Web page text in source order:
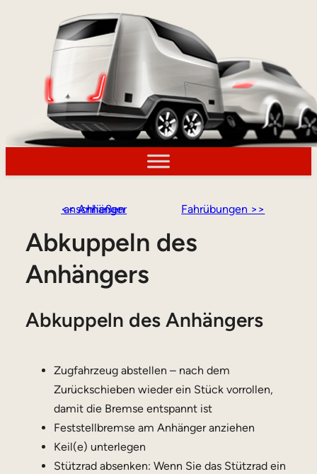
<< Anhänger anschließen Fahrübungen >>
Abkuppeln des
Anhängers
Abkuppeln des Anhängers
Zugfahrzeug abstellen – nach dem
Zurückschieben wieder ein Stück vorrollen,
damit die Bremse entspannt ist
Feststellbremse am Anhänger anziehen
Keil(e) unterlegen
Stützrad absenken: Wenn Sie das Stützrad ein